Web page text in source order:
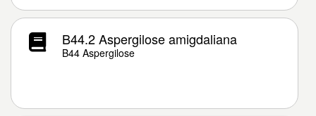
B44.2 Aspergilose amigdaliana
B44 Aspergilose